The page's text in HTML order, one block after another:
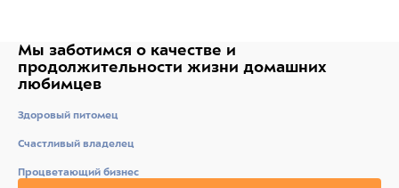
Ингредиенты
,
Мы заботимся о качестве и
продолжительности жизни домашних
любимцев
Здоровый питомец
Счастливый владелец
Процветающий бизнес